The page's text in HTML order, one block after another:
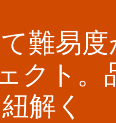
難易
クト
解く